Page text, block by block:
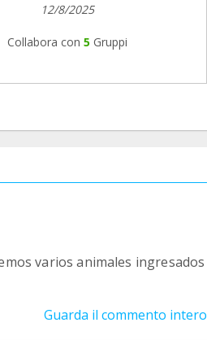
12/8/2025
Collabora con 5 Gruppi
varios animales ingresados
Guarda il commento intero